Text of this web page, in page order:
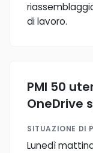
di lavoro.
PMI 50
OneDrive
SITUAZIONE DI
Lunedì